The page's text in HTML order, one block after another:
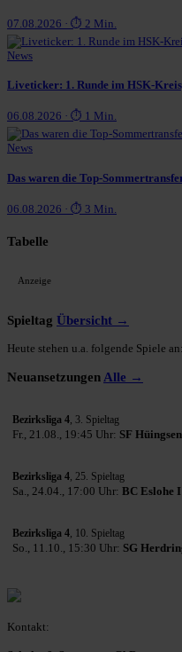
07.08.2026 · ⏱ 2 Min.
News
Liveticker: 1. Runde im HSK-
06.08.2026 · ⏱ 1 Min.
News
Das waren die Top-
06.08.2026 · ⏱ 3 Min.
Tabelle
Anzeige
Spieltag Übersicht →
Heute stehen u.a. folgende Spiele an:
Neuansetzungen Alle →
Bezirksliga 4, 3. Spieltag
Fr., 21.08., 19:45 Uhr: SF Hüingsen I
Bezirksliga 4, 25. Spieltag
Sa., 24.04., 17:00 Uhr: BC Eslohe I
Bezirksliga 4, 10. Spieltag
So., 11.10., 15:30 Uhr: SG
Kontakt: